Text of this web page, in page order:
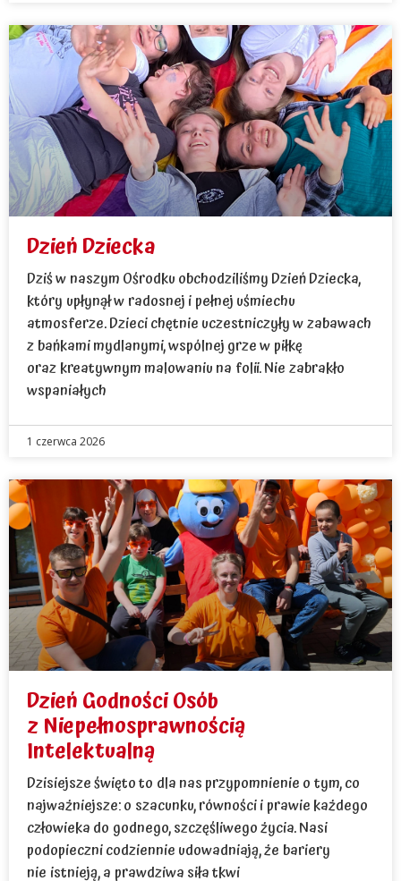
Dzień Dziecka
Dziś w naszym Ośrodku obchodziliśmy Dzień Dziecka,
który upłynął w radosnej i pełnej uśmiechu
atmosferze. Dzieci chętnie uczestniczyły w zabawach
z bańkami mydlanymi, wspólnej grze w piłkę
oraz kreatywnym malowaniu na folii. Nie zabrakło
wspaniałych
1 czerwca 2026
Dzień Godności Osób
z Niepełnosprawnością
Intelektualną
Dzisiejsze święto to dla nas przypomnienie o tym, co
najważniejsze: o szacunku, równości i prawie każdego
człowieka do godnego, szczęśliwego życia. Nasi
podopieczni codziennie udowadniają, że bariery
nie istnieją, a prawdziwa siła tkwi